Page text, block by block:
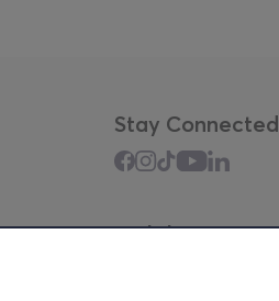
Stay Connected
Mobile app